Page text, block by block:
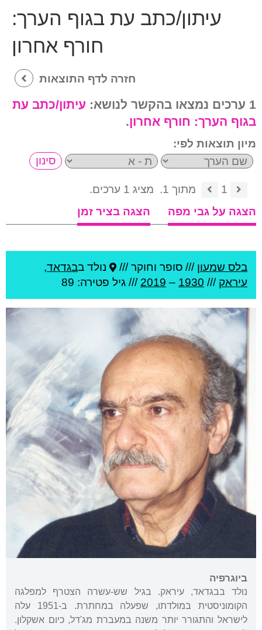
עיתון/כתב עת בגוף הערך:
חורף אחרון
חזרה לדף התוצאות
1 ערכים נמצאו בהקשר לנושא:
עיתון/כתב עת
בגוף הערך: חורף אחרון.
מיון תוצאות לפי:
1 מתוך 1.
מציג 1 ערכים.
הצגה על גבי מפה
הצגה בציר זמן
בלס שמעון /// סופר וחוקר /// נולד בבגדאד,
עיראק ///
1930
–
2019 /// גיל פטירה: 89
ביוגרפיה
נולד בבגדאד, עיראק. בגיל שש-עשרה הצטרף למפלגה
הקומוניסטית במולדתו, שפעלה במחתרת. ב-1951 עלה
לישראל והתגורר יותר משנה במעברת מג'דל, כיום אשקלון.